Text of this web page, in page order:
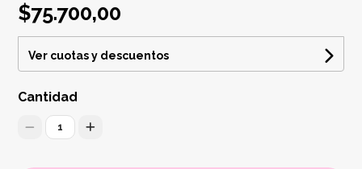
$75.700,00
Ver cuotas y descuentos
Cantidad
1